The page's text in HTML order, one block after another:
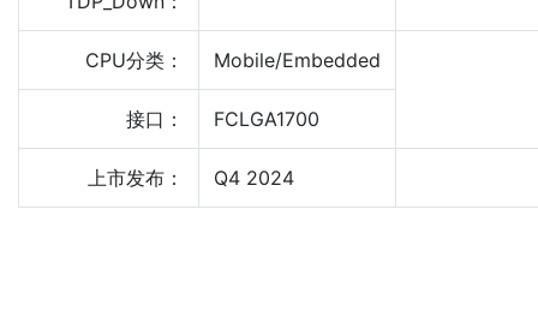
CPU分类： Mobile/Embedded
接口： FCLGA1700
上市发布： Q4 2024